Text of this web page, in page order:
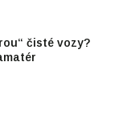
čisté vozy?